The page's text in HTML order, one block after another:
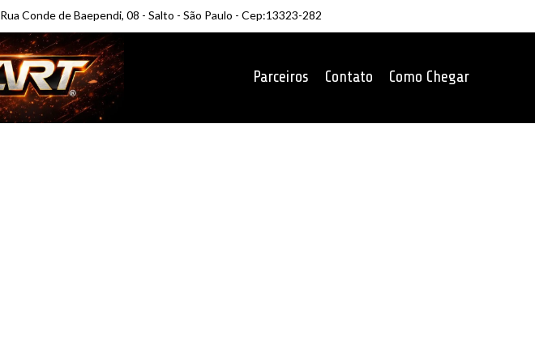
Rua Conde de Baependi, 08 - Salto - São Paulo - Cep:13323-282
Parceiros Contato Como Chegar